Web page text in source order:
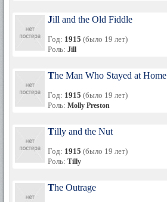
Jill and the Old Fiddle
Год: 1915 (было 19 лет)
Роль: Jill
The Man Who Stayed at Home
Год: 1915 (было 19 лет)
Роль: Molly Preston
Tilly and the Nut
Год: 1915 (было 19 лет)
Роль: Tilly
The Outrage